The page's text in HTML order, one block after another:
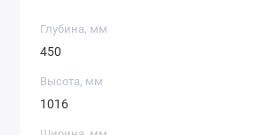
Глубина, мм
450
Высота, мм
1016